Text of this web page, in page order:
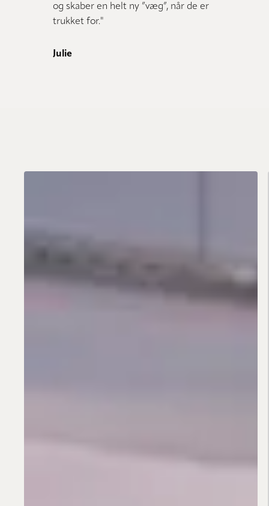
og skaber en helt ny ”væg”, når de er
trukket for."
Julie